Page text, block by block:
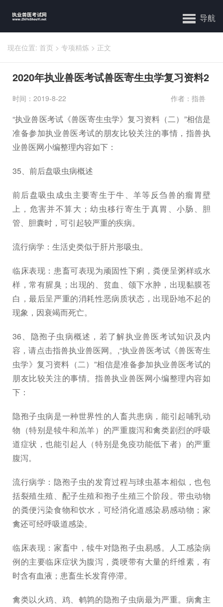
导航
现在位置: 首页 > 专项精炼 > 正文
2020年执业兽医考试兽医寄生虫学复习资料2
时间：2019-8-22 作者：指兽
“执业兽医考试《兽医寄生虫学》复习资料（二）”相信是
准备参加执业兽医考试的朋友比较关注的事情，指兽执
业兽医网小编整理内容如下：
35、前后盘吸虫病概述
前后盘吸虫成虫主要寄生于牛、羊等反刍兽的瘤胃壁
上，危害并不算大；幼虫移行寄生于真胃、小肠、胆
管、胆囊时，可引起较严重的疾病。
流行病学：生活史类似于肝片形吸虫。
临床表现：患畜可表现为顽固性下痢，粪便呈粥样或水
样，常有腥臭；出现的、贫血、颌下水肿，出现黏膜苍
白，最后呈严重的消耗性恶病质状态，出现卧地不起的
现象，因衰竭而死亡。
36、隐孢子虫病概述，若了解执业兽医考试知识及内
容，请点击指兽执业兽医网。,“执业兽医考试《兽医寄生
虫学》复习资料（二）”相信是准备参加执业兽医考试的
朋友比较关注的事情。指兽执业兽医网小编整理内容如
下：
隐孢子虫病是一种世界性的人畜共患病，能引起哺乳动
物（特别是犊牛和羔羊）的严重腹泻和禽类剧烈的呼吸
道症状，也能引起人（特别是免疫功能低下者）的严重
腹泻。
流行病学：隐孢子虫的发育过程与球虫基本相似，也包
括裂殖生殖、配子生殖和孢子生殖三个阶段。带虫动物
的粪便污染食物和饮水，可经消化道感染易感动物；家
禽还可经呼吸道感染。
临床表现：家畜中，犊牛对隐孢子虫易感。人工感染病
例的主要临床症状为腹泻，粪哽带有大量的纤维素，有
时含有血液；患畜生长发育停滞。
禽类以火鸡、鸡、鹌鹑的隐孢子虫病最为严重。病禽主